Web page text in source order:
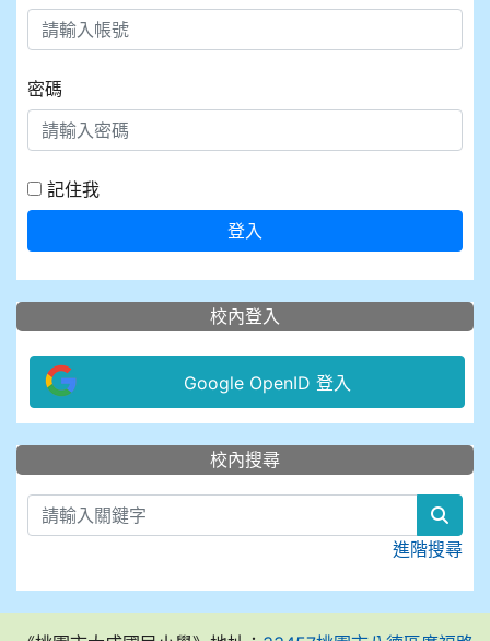
密碼
記住我
登入
校內登入
Google OpenID 登入
::: 校內搜尋
進階搜尋